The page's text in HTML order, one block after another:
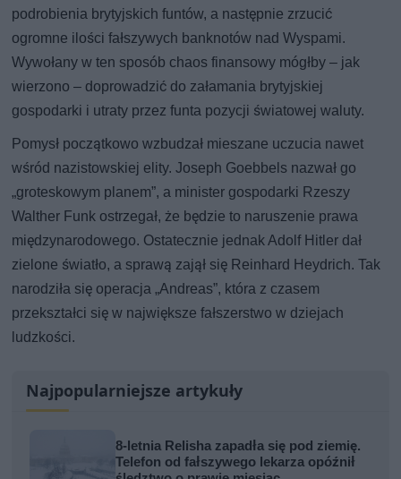
podrobienia brytyjskich funtów, a następnie zrzucić
ogromne ilości fałszywych banknotów nad Wyspami.
Wywołany w ten sposób chaos finansowy mógłby – jak
wierzono – doprowadzić do załamania brytyjskiej
gospodarki i utraty przez funta pozycji światowej waluty.
Pomysł początkowo wzbudzał mieszane uczucia nawet
wśród nazistowskiej elity. Joseph Goebbels nazwał go
„groteskowym planem”, a minister gospodarki Rzeszy
Walther Funk ostrzegał, że będzie to naruszenie prawa
międzynarodowego. Ostatecznie jednak Adolf Hitler dał
zielone światło, a sprawą zajął się Reinhard Heydrich. Tak
narodziła się operacja „Andreas”, która z czasem
przekształci się w największe fałszerstwo w dziejach
ludzkości.
Najpopularniejsze artykuły
8-letnia Relisha zapadła się pod ziemię.
Telefon od fałszywego lekarza opóźnił